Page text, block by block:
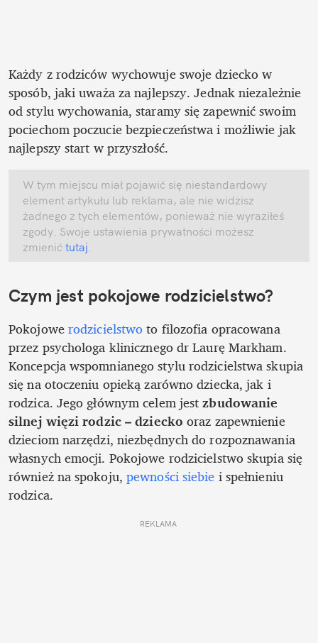
Każdy z rodziców wychowuje swoje dziecko w
sposób, jaki uważa za najlepszy. Jednak niezależnie
od stylu wychowania, staramy się zapewnić swoim
pociechom poczucie bezpieczeństwa i możliwie jak
najlepszy start w przyszłość.
W tym miejscu miał pojawić się niestandardowy
element artykułu lub reklama, ale nie widzisz
żadnego z tych elementów, ponieważ nie wyraziłeś
zgody. Swoje ustawienia prywatności możesz
zmienić tutaj
Czym jest pokojowe rodzicielstwo?
Pokojowe rodzicielstwo to filozofia opracowana
przez psychologa klinicznego dr Laurę Markham.
Koncepcja wspomnianego stylu rodzicielstwa skupia
się na otoczeniu opieką zarówno dziecka, jak i
rodzica. Jego głównym celem jest zbudowanie
silnej więzi rodzic – dziecko oraz zapewnienie
dzieciom narzędzi, niezbędnych do rozpoznawania
własnych emocji. Pokojowe rodzicielstwo skupia się
również na spokoju, pewności siebie i spełnieniu
rodzica.
REKLAMA